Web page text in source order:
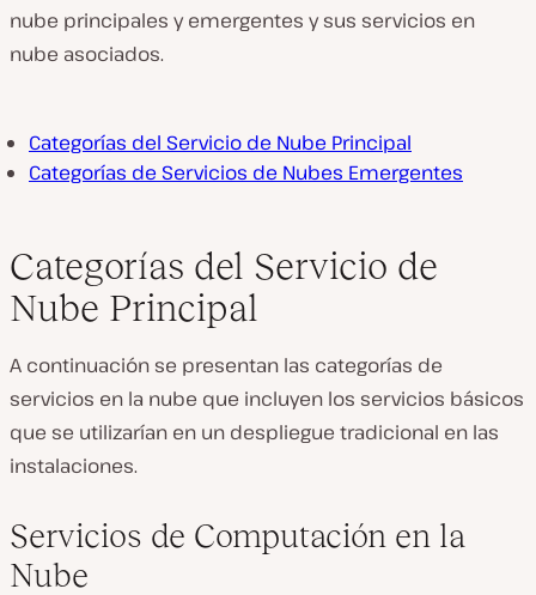
nube principales y emergentes y sus servicios en
nube asociados.
Categorías del Servicio de Nube Principal
Categorías de Servicios de Nubes Emergentes
Categorías del Servicio de
Nube Principal
A continuación se presentan las categorías de
servicios en la nube que incluyen los servicios básicos
que se utilizarían en un despliegue tradicional en las
instalaciones.
Servicios de Computación en la
Nube